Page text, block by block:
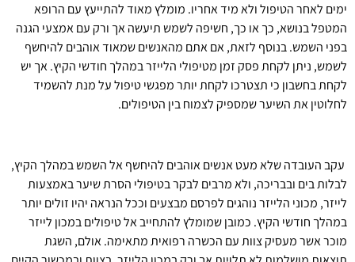
ימים לאחר הטיפול ולא מיד אחריו. מומלץ מאוד להתייעץ עם הרופא
המטפל בנושא, כך או כך, חשיפה לשמש תיעשה אך ורק עם אמצעי הגנה
בפני השמש. בנוסף לזאת, אם אתם מהאנשים שמאוד אוהבים להיחשף
לשמש, ניתן לקחת פסק זמן מטיפולי הלייזר במהלך חודשי הקיץ. אך יש
לקחת בחשבון כי תצטרכו לקחת יותר מפגשי טיפול על מנת להשמיד
לחלוטין את השיער שמספיק לצמוח בין הטיפולים.
עקב העובדה שלא מעט אנשים אוהבים להיחשף אל השמש במהלך הקיץ,
לבלות בים ובבריכה, ולא מרבים לבקר בטיפולי הסרת שיער באמצעות
לייזר, מכוני הלייזר נוהגים לפרסם מבצעים וככל הנראה יהיו זולים יותר
במהלך חודשי הקיץ. כמובן שמומלץ להתחייב אל טיפולים במכון לייזר
מוכר אשר מעסיק צוות עם הכשרה רפואית מתאימה. אולם, השגת